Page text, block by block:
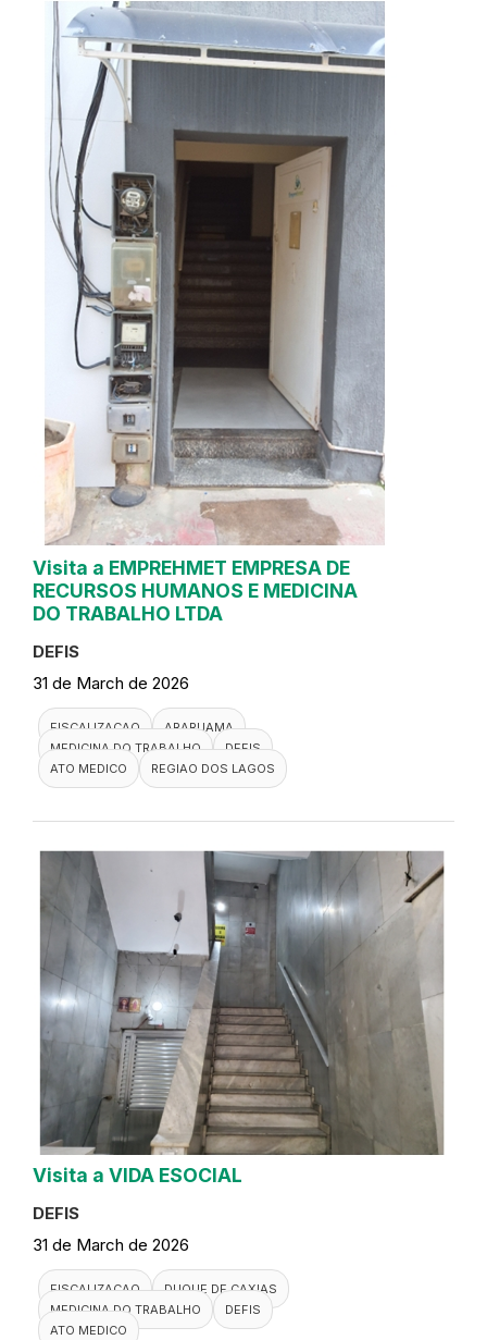
Visita a EMPREHMET EMPRESA DE
RECURSOS HUMANOS E MEDICINA
DO TRABALHO LTDA
DEFIS
31 de March de 2026
FISCALIZACAO
ARARUAMA
MEDICINA DO TRABALHO
DEFIS
ATO MEDICO
REGIAO DOS LAGOS
Visita a VIDA ESOCIAL
DEFIS
31 de March de 2026
FISCALIZACAO
DUQUE DE CAXIAS
MEDICINA DO TRABALHO
DEFIS
ATO MEDICO